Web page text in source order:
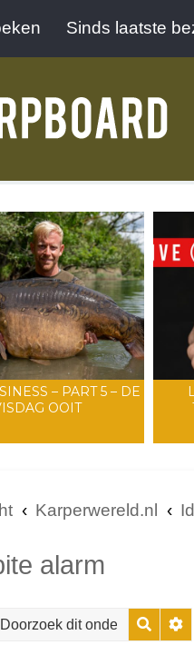
Sinds laatste
– PART 5 – DE
OOIT
Karperwereld.nl
alarm
Zoek